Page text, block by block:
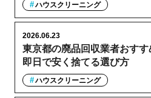
ハウスクリーニング
東京都の廃品回収業者おすす
即日で安く捨てる選び方
2026.06.23
ハウスクリーニング